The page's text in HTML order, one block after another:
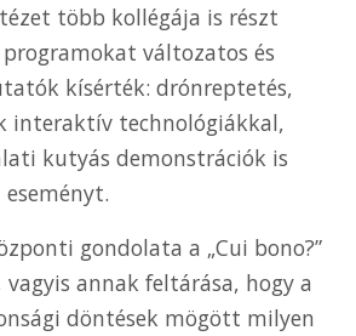
több kollégája is részt
változatos és
kísérték: drónreptetés,
interaktív technológiákkal,
kutyás demonstrációk is
gondolata a „Cui bono?”
annak feltárása, hogy a
döntések mögött milyen